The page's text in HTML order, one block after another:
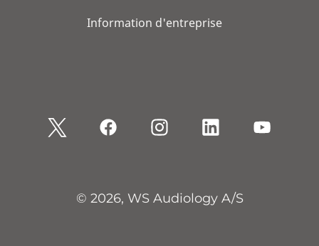
Information d'entreprise
© 2026, WS Audiology A/S